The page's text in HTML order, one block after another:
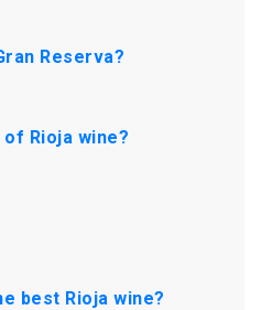
Reserva?
Rioja wine?
best Rioja wine?